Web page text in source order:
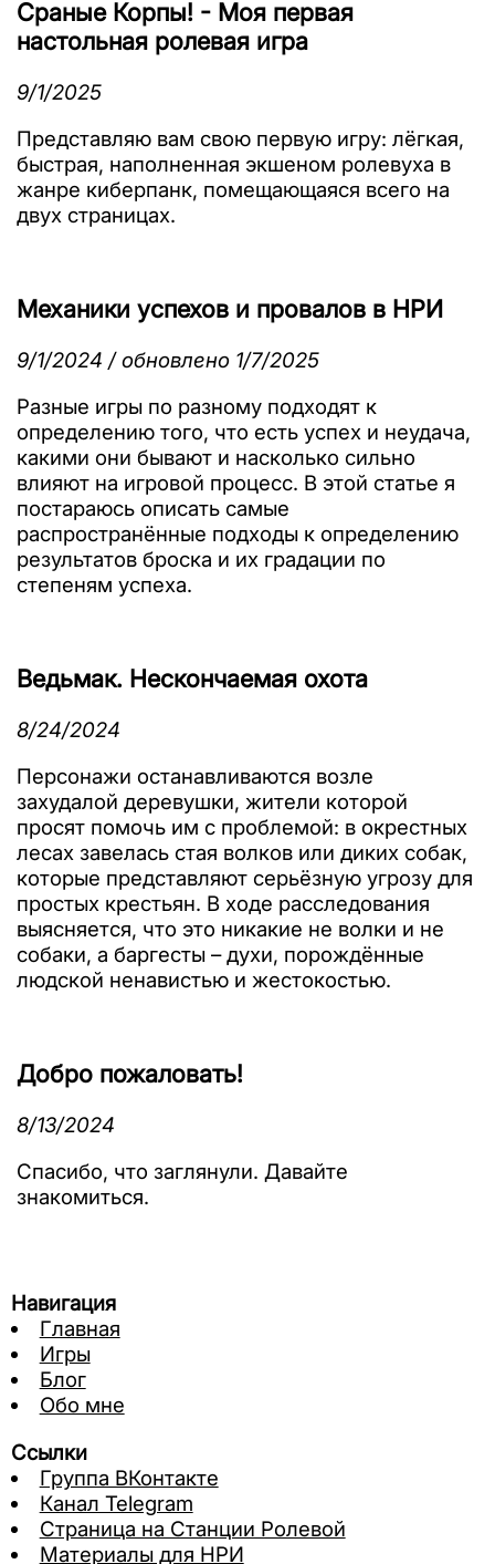
Сраные Корпы! - Моя первая
настольная ролевая игра
9/1/2025
Представляю вам свою первую игру: лёгкая,
быстрая, наполненная экшеном ролевуха в
жанре киберпанк, помещающаяся всего на
двух страницах.
Механики успехов и провалов в НРИ
9/1/2024 / обновлено 1/7/2025
Разные игры по разному подходят к
определению того, что есть успех и неудача,
какими они бывают и насколько сильно
влияют на игровой процесс. В этой статье я
постараюсь описать самые
распространённые подходы к определению
результатов броска и их градации по
степеням успеха.
Ведьмак. Нескончаемая охота
8/24/2024
Персонажи останавливаются возле
захудалой деревушки, жители которой
просят помочь им с проблемой: в окрестных
лесах завелась стая волков или диких собак,
которые представляют серьёзную угрозу для
простых крестьян. В ходе расследования
выясняется, что это никакие не волки и не
собаки, а баргесты – духи, порождённые
людской ненавистью и жестокостью.
Добро пожаловать!
8/13/2024
Спасибо, что заглянули. Давайте
знакомиться.
Навигация
Главная
Игры
Блог
Обо мне
Ссылки
Группа ВКонтакте
Канал Telegram
Страница на Станции Ролевой
Материалы для НРИ